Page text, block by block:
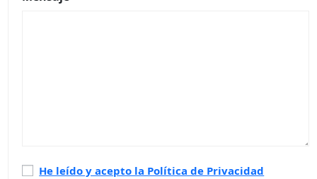
Política
He leído y acepto la Política de Privacidad